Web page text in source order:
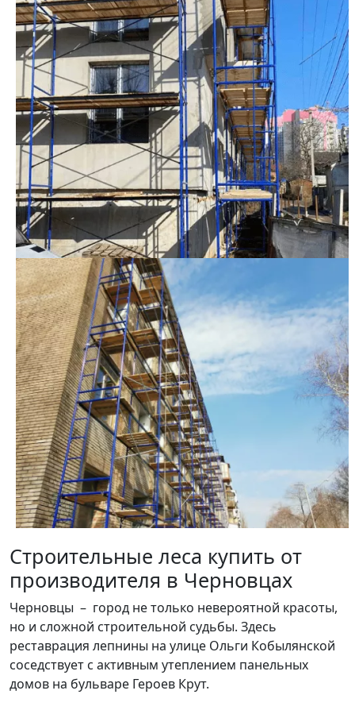
Строительные леса купить от
производителя в Черновцах
Черновцы – город не только невероятной красоты,
но и сложной строительной судьбы. Здесь
реставрация лепнины на улице Ольги Кобылянской
соседствует с активным утеплением панельных
домов на бульваре Героев Крут.